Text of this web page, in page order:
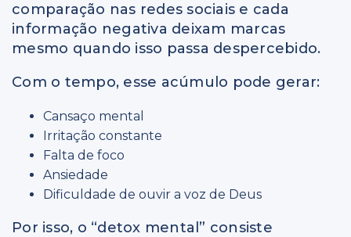
comparação nas redes sociais e cada
informação negativa deixam marcas
mesmo quando isso passa despercebido.
Com o tempo, esse acúmulo pode gerar:
Cansaço mental
Irritação constante
Falta de foco
Ansiedade
Dificuldade de ouvir a voz de Deus
Por isso, o “detox mental” consiste